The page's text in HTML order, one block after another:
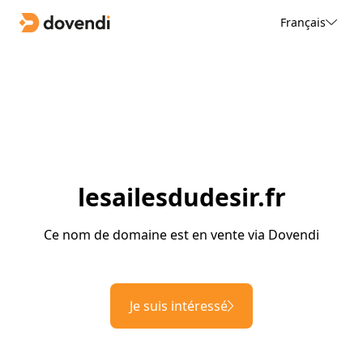
Français
lesailesdudesir.fr
Ce nom de domaine est en vente via Dovendi
Je suis intéressé